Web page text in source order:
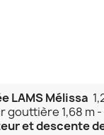
LAMS Mélissa
gouttière 1,68 m
et descente